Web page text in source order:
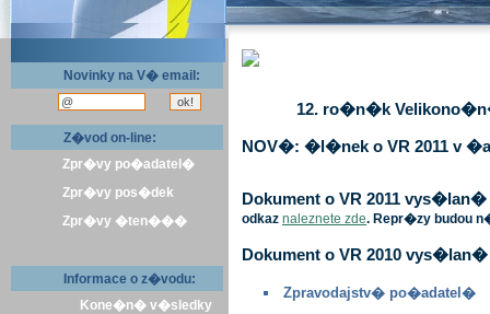
Novinky na V� email:
Z�vod on-line:
Zpr�vy po�adatel�
Zpr�vy pos�dek
Zpr�vy �ten���
Informace o z�vodu:
Kone�n� v�sledky
12. ro�n�k
NOV�: �l�nek o VR 2011 v
Dokument o VR 2011
odkaz naleznete zde. Repr�zy budou
Dokument o VR 2010
Zpravodajstv� po�adatel�